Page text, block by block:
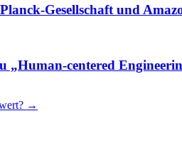
Gesellschaft und
„Human-centered
→